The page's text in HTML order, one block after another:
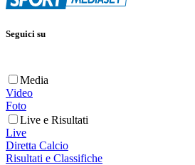
Seguici su
Media
Video
Foto
Live e Risultati
Live
Diretta Calcio
Risultati e Classifiche